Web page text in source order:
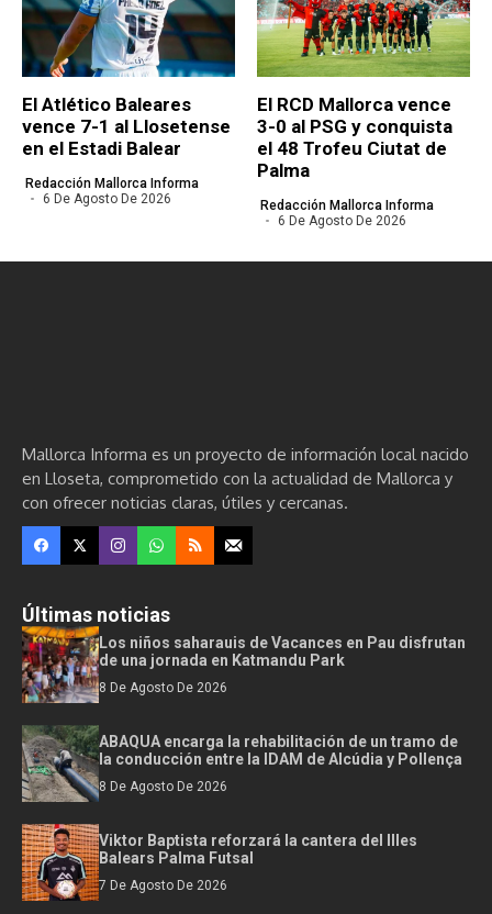
El Atlético Baleares
vence 7-1 al Llosetense
en el Estadi Balear
Redacción Mallorca Informa
6 De Agosto De 2026
El RCD Mallorca vence
3-0 al PSG y conquista
el 48 Trofeu Ciutat de
Palma
Redacción Mallorca Informa
6 De Agosto De 2026
Mallorca Informa es un proyecto de información local nacido
en Lloseta, comprometido con la actualidad de Mallorca y
con ofrecer noticias claras, útiles y cercanas.
Últimas noticias
Los niños saharauis de Vacances en Pau disfrutan
de una jornada en Katmandu Park
8 De Agosto De 2026
ABAQUA encarga la rehabilitación de un tramo de
la conducción entre la IDAM de Alcúdia y Pollença
8 De Agosto De 2026
Viktor Baptista reforzará la cantera del Illes
Balears Palma Futsal
7 De Agosto De 2026